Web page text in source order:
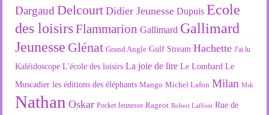
Dargaud Delcourt Didier Jeunesse Dupuis Ecole
des loisirsFlammarion Gallimard Gallimard
Jeunesse Glénat Grand Angle Gulf Stream Hachette J'ai lu
Kaléidoscope L'école des loisirs La joie de lire Le Lombard Le
Muscadier les éditions des éléphants Mango Michel Lafon Milan Msk
Nathan Oskar Pocket Jeunesse Rageot Robert Laffont Rue de